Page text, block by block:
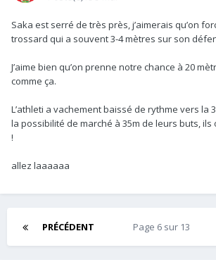
Saka est serré de très près, j’aimerais qu’on
trossard qui a souvent 3-4 mètres sur son
J’aime bien qu’on prenne notre chance à 20
comme ça.
L’athleti a vachement baissé de rythme vers la
la possibilité de marché à 35m de leurs buts,
!
allez laaaaaa
PRÉCÉDENT Page 6 sur 13